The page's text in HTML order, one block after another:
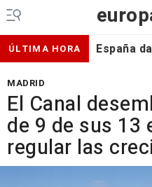
ÚLTIMA HORA España
MADRID
El Canal
de 9 de sus 13
regular las